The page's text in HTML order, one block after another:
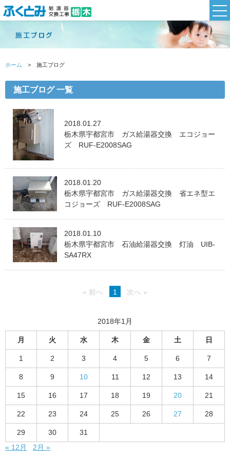
ホーム 施工ブログ
施工ブログ 一覧
2018.01.27
栃木県宇都宮市 ガス給湯器交換 エコジョー
ズ RUF-E2008SAG
2018.01.20
栃木県宇都宮市 ガス給湯器交換 省エネ型エ
コジョーズ RUF-E2008SAG
2018.01.10
栃木県宇都宮市 石油給湯器交換 灯油 UIB-
SA47RX
« 前へ 1 次へ »
2018年1月
月 火 水 木 金 土 日
1 2 3 4 5 6 7
8 9 10 11 12 13 14
15 16 17 18 19 20 21
22 23 24 25 26 27 28
29 30
31
« 12月
2月 »